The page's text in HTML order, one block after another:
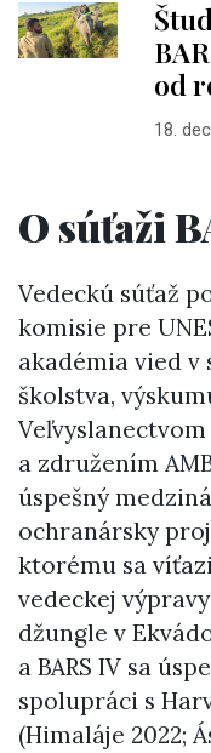
od
18.
O súťaži
Vedeckú súťaž
komisie pre
akadémia vied
školstva,
a združením
úspešný
ochranársky
ktorému sa
vedeckej
džungle v
a BARS IV sa
spolupráci s
(Himaláje 2022;